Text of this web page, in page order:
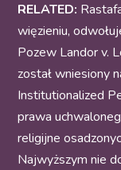
RELATED:
więzieniu,
Pozew Landor v.
został wniesiony
Institutionalized
prawa
religijne
Najwyższym nie